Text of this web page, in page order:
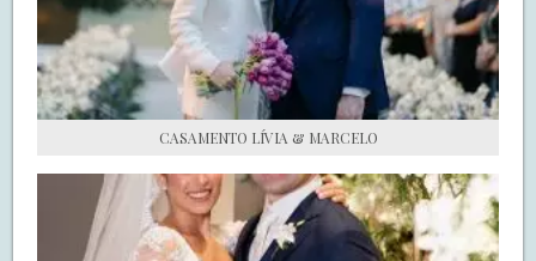
FALE COM O SAY I DO
CASAMENTO LÍVIA & MARCELO